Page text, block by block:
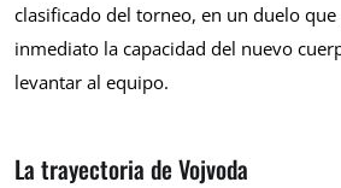
clasificado del torneo, en un duelo
inmediato la capacidad del nuevo
levantar al equipo.
La trayectoria de Vojvoda